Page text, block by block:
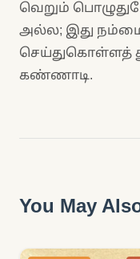
வெறும்
அல்ல; இது நம்மை
செய்துகொள்ளத்
கண்ணாடி.
You May